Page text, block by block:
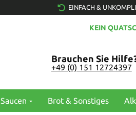
EINFACH &
KEIN
Brauchen Sie
+49 (0) 151 12724397
Saucen Brot & Sonstiges